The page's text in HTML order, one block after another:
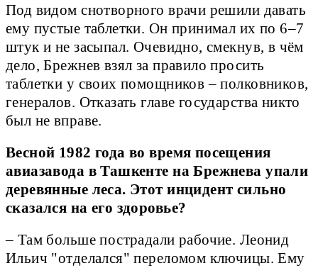
Под видом снотворного врачи решили давать
ему пустые таблетки. Он принимал их по 6–7
штук и не засыпал. Очевидно, смекнув, в чём
дело, Брежнев взял за правило просить
таблетки у своих помощников – полковников,
генералов. Отказать главе государства никто
был не вправе.
Весной 1982 года во время посещения
авиазавода в Ташкенте на Брежнева упали
деревянные леса. Этот инцидент сильно
сказался на его здоровье?
– Там больше пострадали рабочие. Леонид
Ильич "отделался" переломом ключицы. Ему